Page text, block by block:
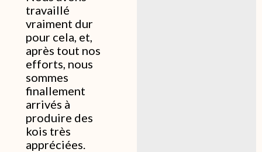
travaillé
vraiment dur
pour cela, et,
après tout nos
efforts, nous
sommes
finallement
arrivés à
produire des
kois très
appréciées.